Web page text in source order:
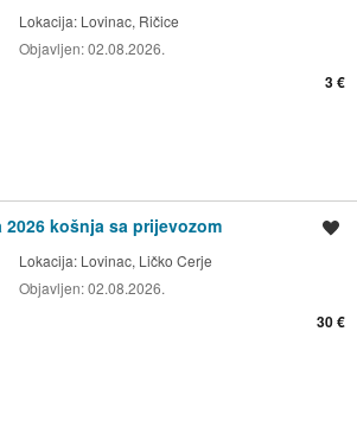
Lokacija: Lovinac, Ričice
Objavljen:02.08.2026.
3 €
košnja sa prijevozom
Lokacija: Lovinac, Ličko Cerje
Objavljen:02.08.2026.
30 €